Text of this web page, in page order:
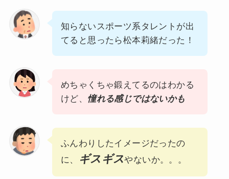
知らないスポーツ系タレントが出
てると思ったら松本莉緒だった！
めちゃくちゃ鍛えてるのはわかる
けど、 憧れる感じではないかも
ふんわりしたイメージだったの
に、
ギスギスやないか。。。